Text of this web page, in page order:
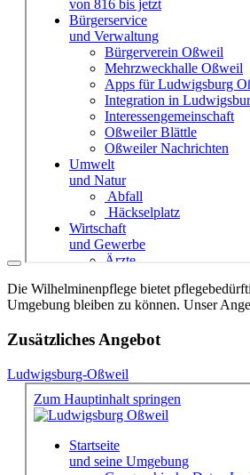
Die Wilhelminenpflege bietet
Umgebung bleiben zu können. Unser
Zusätzliches Angebot
Ludwigsburg-Oßweil